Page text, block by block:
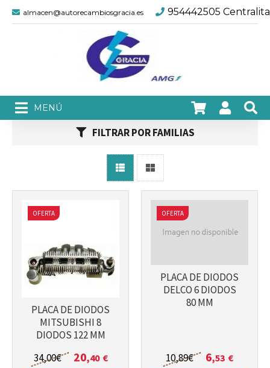
almacen@autorecambiosgracia.es 954442505 Centralita
FILTRAR POR FAMILIAS
OFERTA
PLACA DE DIODOS
MITSUBISHI 8
DIODOS 122 MM
34,00€ 20,40 €
OFERTA
PLACA DE DIODOS
DELCO 6 DIODOS
80 MM
10,89€ 6,53 €
Más info Más info